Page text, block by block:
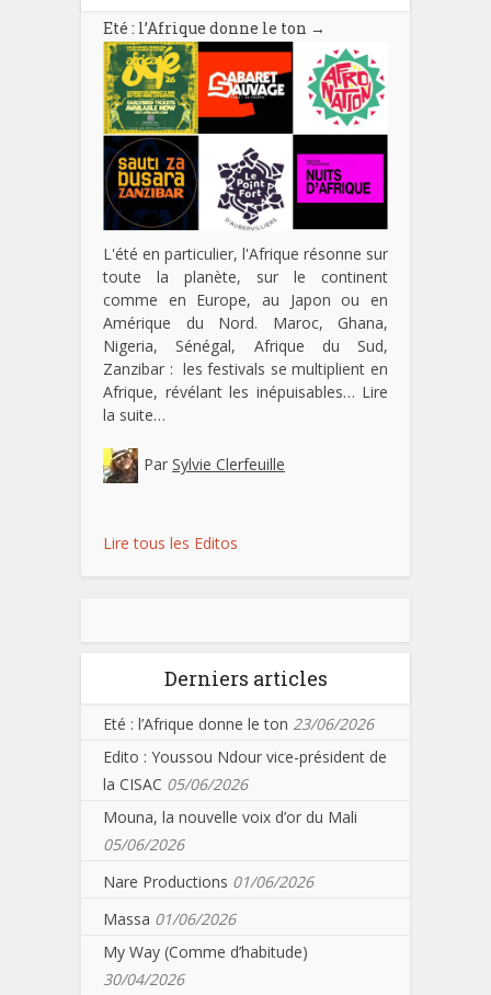
Eté : l’Afrique donne le ton →
L'été en particulier, l'Afrique résonne sur
toute la planète, sur le continent
comme en Europe, au Japon ou en
Amérique du Nord. Maroc, Ghana,
Nigeria, Sénégal, Afrique du Sud,
Zanzibar : les festivals se multiplient en
Afrique, révélant les inépuisables… Lire
la suite…
Par Sylvie Clerfeuille
Lire tous les Editos
Derniers articles
Eté : l’Afrique donne le ton 23/06/2026
Edito : Youssou Ndour vice-président de
la CISAC 05/06/2026
Mouna, la nouvelle voix d’or du Mali
05/06/2026
Nare Productions 01/06/2026
Massa 01/06/2026
My Way (Comme d’habitude)
30/04/2026